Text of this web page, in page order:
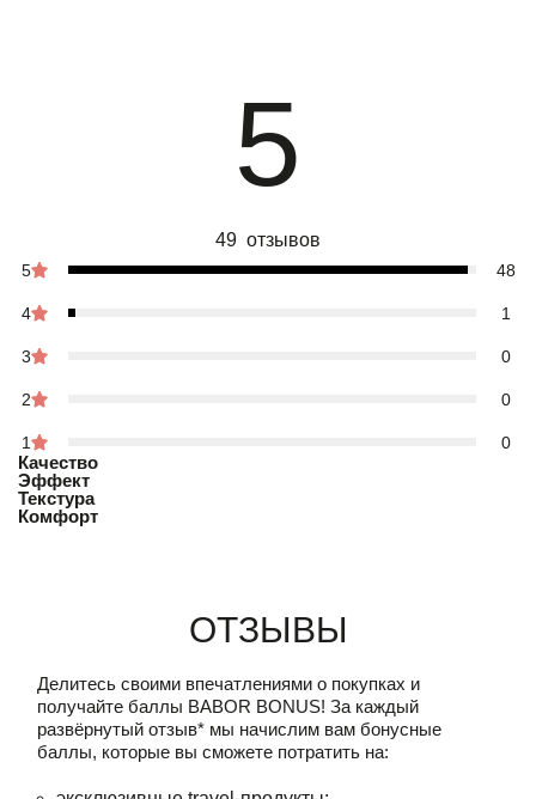
5
49 отзывов
5 48
4 1
3 0
2 0
1 0
Качество
Эффект
Текстура
Комфорт
Отзывы
Делитесь своими впечатлениями о покупках и
получайте баллы BABOR BONUS! За каждый
развёрнутый отзыв* мы начислим вам бонусные
баллы, которые вы сможете потратить на: